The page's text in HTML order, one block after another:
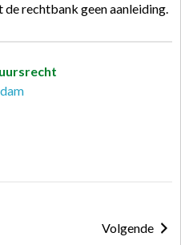
rechtbank geen aanleiding.
Volgende